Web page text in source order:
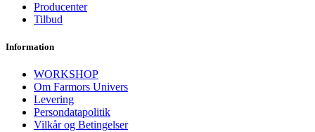
Producenter
Tilbud
Information
WORKSHOP
Om Farmors Univers
Levering
Persondatapolitik
Vilkår og Betingelser